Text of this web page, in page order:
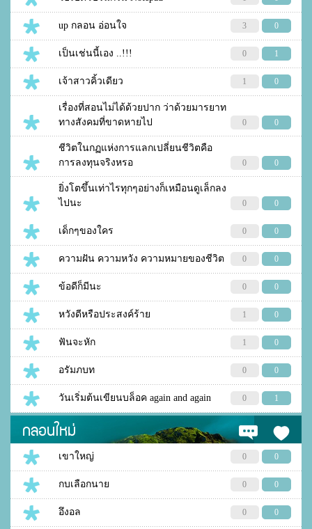
up กลอน อ่อนใจ 3 0
เป็นเช่นนี้เอง ..!!! 0 1
เจ้าสาวคิ้วเดียว 1 0
เรื่องที่สอนไม่ได้ด้วยปาก ว่าด้วยมารยาท
ทางสังคมที่ขาดหายไป
0 0
ชีวิตในกฏแห่งการแลกเปลี่ยนชีวิตคือ
การลงทุนจริงหรอ
0 0
ยิ่งโตขึ้นเท่าไรทุกๆอย่างก็เหมือนดูเล็กลง
ไปนะ
0 0
เด็กๆของใคร 0 0
ความฝัน ความหวัง ความหมายของชีวิต 0 0
ข้อดีก็มีนะ 0 0
หวังดีหรือประสงค์ร้าย 1 0
ฟันจะหัก 1 0
อรัมภบท 0 0
วันเริ่มต้นเขียนบล็อค again and again 0 1
กลอนใหม่
เขาใหญ่ 0 0
กบเลือกนาย 0 0
อึงอล 0 0